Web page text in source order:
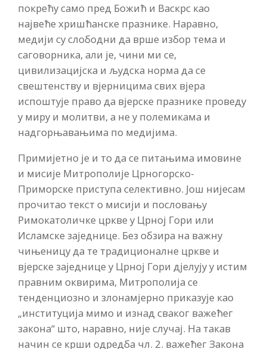
покрећу само пред Божић и Васкрс као
највеће хришћанске празнике. Наравно,
медији су слободни да врше избор тема и
саговорника, али је, чини ми се,
цивилизацијска и људска норма да се
свештенству и вјерницима свих вјера
испоштује право да вјерске празнике проведу
у миру и молитви, а не у полемикама и
надгорњавањима по медијима.
Примијетно је и то да се питањима имовине
и мисије Митрополије Црногорско-
Приморске приступа селективно. Још нијесам
прочитао текст о мисији и пословању
Римокатоличке цркве у Црној Гори или
Исламске заједнице. Без обзира на важну
чињеницу да те традиционалне цркве и
вјерске заједнице у Црној Гори дјелују у истим
правним оквирима, Митрополија се
тенденциозно и злонамјерно приказује као
„институција мимо и изнад сваког важећег
закона“ што, наравно, није случај. На такав
начин се крши одредба чл. 2. важећег Закона